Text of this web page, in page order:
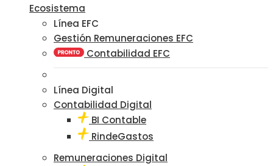
Ecosistema
Línea EFC
Gestión Remuneraciones EFC
Contabilidad EFC
Línea Digital
Contabilidad Digital
BI Contable
RindeGastos
Remuneraciones Digital